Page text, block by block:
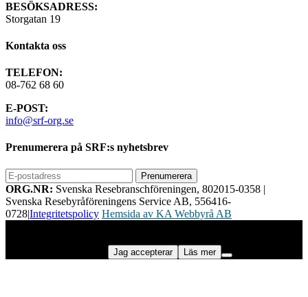
BESÖKSADRESS:
Storgatan 19
Kontakta oss
TELEFON:
08-762 68 60
E-POST:
info@srf-org.se
Prenumerera på SRF:s nyhetsbrev
ORG.NR: Svenska Resebranschföreningen, 802015-0358 |
Svenska Resebyråföreningens Service AB, 556416-
0728|Integritetspolicy Hemsida av KA Webbyrå AB
Jag accepterar Läs mer